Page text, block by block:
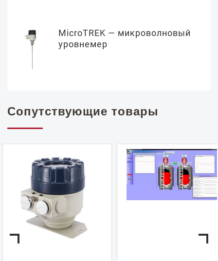
MicroTREK — микроволновый
уровнемер
Сопутствующие товары